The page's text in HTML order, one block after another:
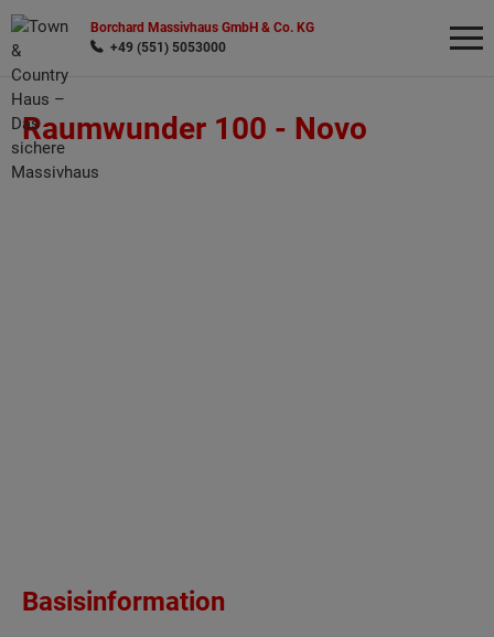
Borchard Massivhaus GmbH & Co. KG
+49 (551) 5053000
Raumwunder 100 - Novo
Basisinformation
Wonach möchten Sie suchen?